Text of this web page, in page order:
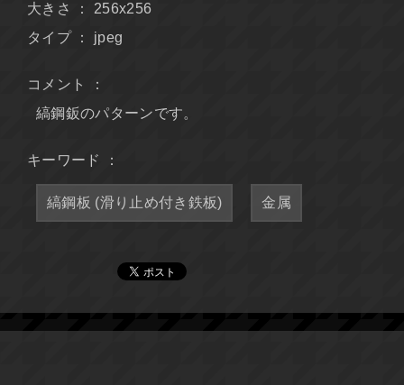
大きさ ： 256x256
タイプ ： jpeg
コメント ：
縞鋼鈑のパターンです。
キーワード ：
縞鋼板 (滑り止め付き鉄板) 金属